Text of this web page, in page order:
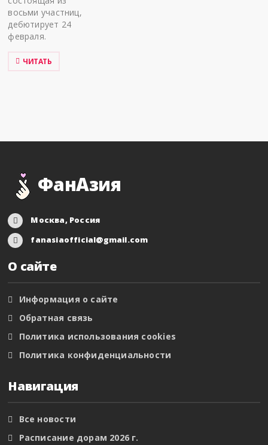
восьми участниц,
дебютирует 24
февраля.
ЧИТАТЬ
ФанАзия
Москва, Россия
fanasiaofficial@gmail.com
О сайте
Информация о сайте
Обратная связь
Политика использования cookies
Политика конфиденциальности
Навигация
Все новости
Расписание дорам 2026 г.